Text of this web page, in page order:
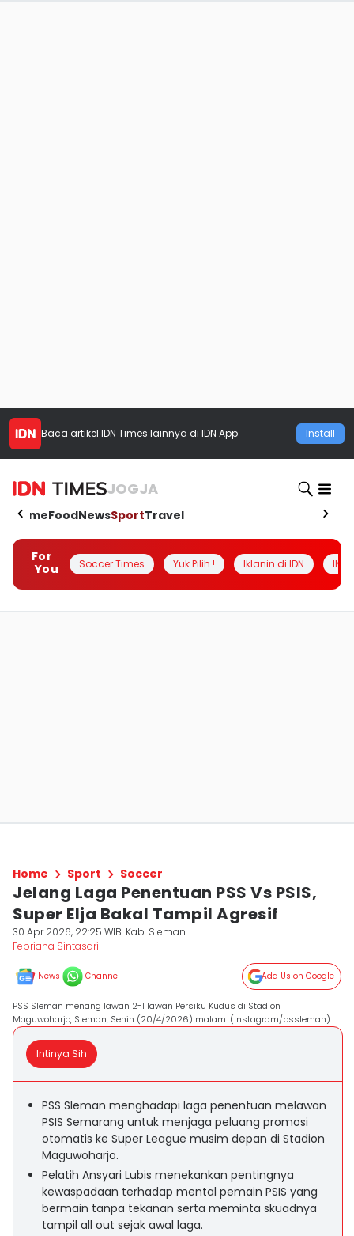
Baca artikel IDN Times lainnya di IDN App Install
JOGJA
HomeFoodNewsSportTravel
For
You
Soccer Times Yuk Pilih ! Iklanin di IDN
Home Sport Soccer
Jelang Laga Penentuan PSS Vs PSIS,
Super Elja Bakal Tampil Agresif
30 Apr 2026, 22:25 WIB Kab. Sleman
Febriana Sintasari
News Channel Add Us on Google
PSS Sleman menang lawan 2-1 lawan Persiku Kudus di Stadion
Maguwoharjo, Sleman, Senin (20/4/2026) malam. (Instagram/pssleman)
Intinya Sih
PSS Sleman menghadapi laga penentuan melawan
PSIS Semarang untuk menjaga peluang promosi
otomatis ke Super League musim depan di Stadion
Maguwoharjo.
Pelatih Ansyari Lubis menekankan pentingnya
kewaspadaan terhadap mental pemain PSIS yang
bermain tanpa tekanan serta meminta skuadnya
tampil all out sejak awal laga.